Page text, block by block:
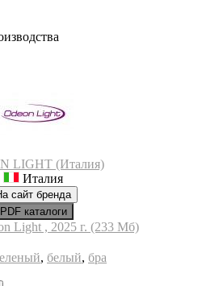
LIGHT (Италия)
Италия
сайт бренда
PDF каталоги
Light , 2025 г. (233 Мб)
, белый, бра